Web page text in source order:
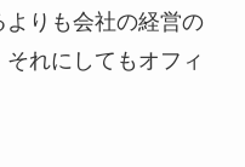
りも会社の経営の
れにしてもオフィ